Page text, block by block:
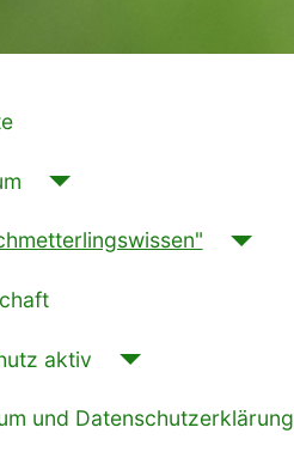
aktiv
und Datenschutzerklärung